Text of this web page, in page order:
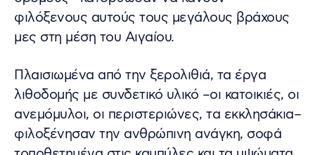
φιλόξενους αυτούς τους μεγάλους βράχους
μες στη μέση του Αιγαίου.
Πλαισιωμένα από την ξερολιθιά, τα έργα
λιθοδομής με συνδετικό υλικό –οι κατοικιές, οι
ανεμόμυλοι, οι περιστεριώνες, τα εκκλησάκια–
φιλοξένησαν την ανθρώπινη ανάγκη, σοφά